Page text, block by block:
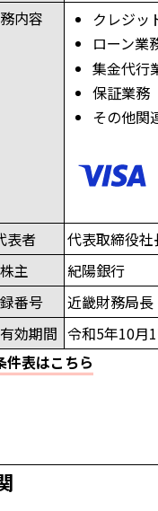
内容
クレジッ
ローン業
集金代行
保証業務
その他関
表者
代表取締役
株主
紀陽銀行
番号
近畿財務局
効期間 令和5年10月
件表はこちら